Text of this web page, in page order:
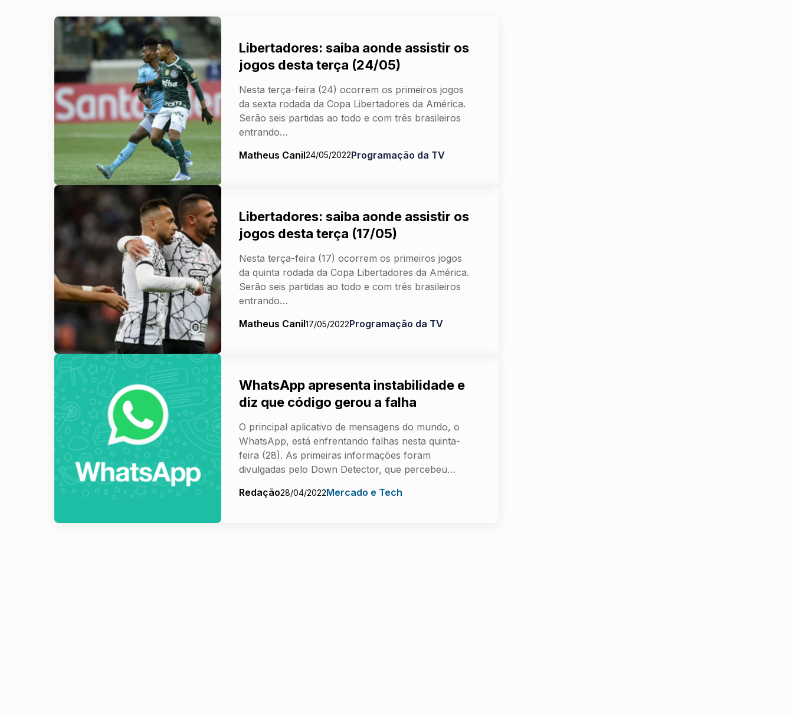
Libertadores: saiba aonde assistir os
jogos desta terça (24/05)
Nesta terça-feira (24) ocorrem os primeiros jogos
da sexta rodada da Copa Libertadores da América.
Serão seis partidas ao todo e com três brasileiros
entrando…
Matheus Canil24/05/2022Programação da TV
Libertadores: saiba aonde assistir os
jogos desta terça (17/05)
Nesta terça-feira (17) ocorrem os primeiros jogos
da quinta rodada da Copa Libertadores da América.
Serão seis partidas ao todo e com três brasileiros
entrando…
Matheus Canil17/05/2022Programação da TV
WhatsApp apresenta instabilidade e
diz que código gerou a falha
O principal aplicativo de mensagens do mundo, o
WhatsApp, está enfrentando falhas nesta quinta-
feira (28). As primeiras informações foram
divulgadas pelo Down Detector, que percebeu…
Redação28/04/2022Mercado e Tech